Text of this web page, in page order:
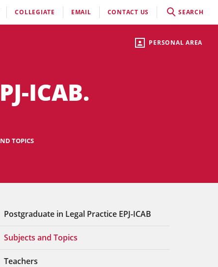
PERSONAL AREA
COLLEGIATE EMAIL CONTACT US SEARCH
ICAB.
TOPICS
Postgraduate in Legal Practice EPJ-ICAB
Subjects and Topics
Teachers